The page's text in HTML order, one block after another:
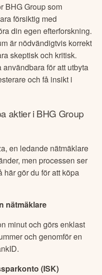
BHG Groupsom
försiktig med
din egen efterforskning.
är nödvändigtvis korrekt
skeptisk och kritisk.
för att utbyta
och få insikt i
aktier iBHG Group
en ledande nätmäklare
men processen ser
här gör du för att köpa
nätmäklare
minut och görs enklast
och genomför en
(ISK)